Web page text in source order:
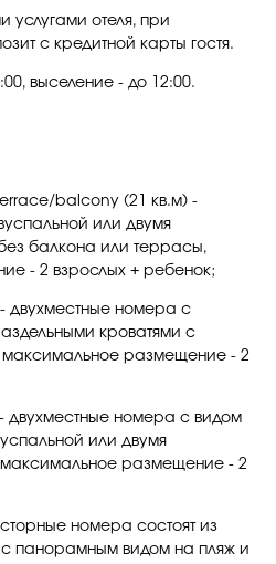
услугами отеля, при
с кредитной карты гостя.
выселение - до 12:00.
balcony (21 кв.м) -
или двумя
балкона или террасы,
- 2 взрослых + ребенок;
двухместные номера с
кроватями с
размещение - 2
двухместные номера с видом
или двумя
размещение - 2
номера состоят из
с панорамным видом на пляж и